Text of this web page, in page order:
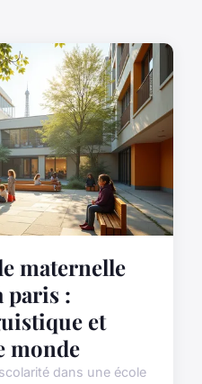
maternelle
paris :
et
monde
dans une école